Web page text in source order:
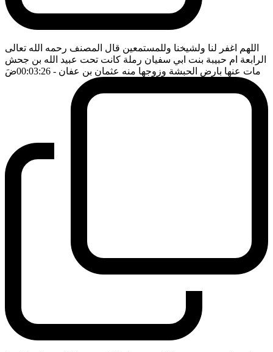
اللهم اغفر لنا ولشيخنا وللمستمعين قال المصنف رحمه الله تعالى
الرابعة ام حبيبة بنت ابي سفيان رملة كانت تحت عبيد الله بن جحش
مات عنها بارض الحبشة وزوجها منه عثمان بن عفان - 00:03:26 ضَ